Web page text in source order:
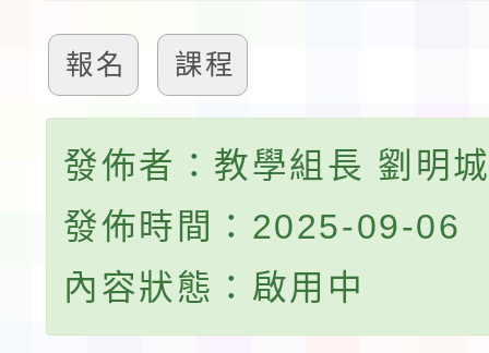
報名 課程
發佈者：教學組長 劉明
發佈時間：2025-09-06
內容狀態：啟用中